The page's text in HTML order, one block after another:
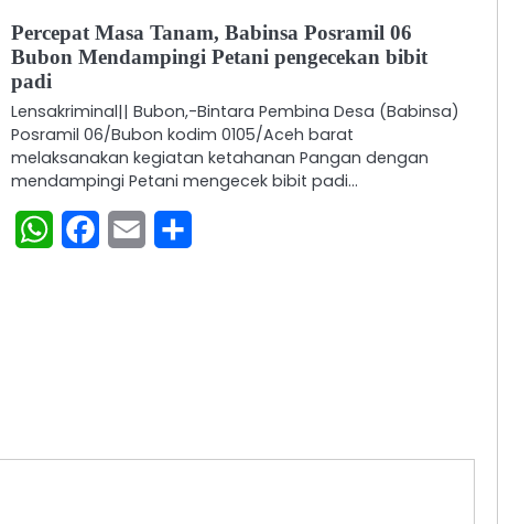
Percepat Masa Tanam, Babinsa Posramil 06
Bubon Mendampingi Petani pengecekan bibit
padi
Lensakriminal|| Bubon,-Bintara Pembina Desa (Babinsa)
Posramil 06/Bubon kodim 0105/Aceh barat
melaksanakan kegiatan ketahanan Pangan dengan
mendampingi Petani mengecek bibit padi…
WhatsAppFacebook
Email